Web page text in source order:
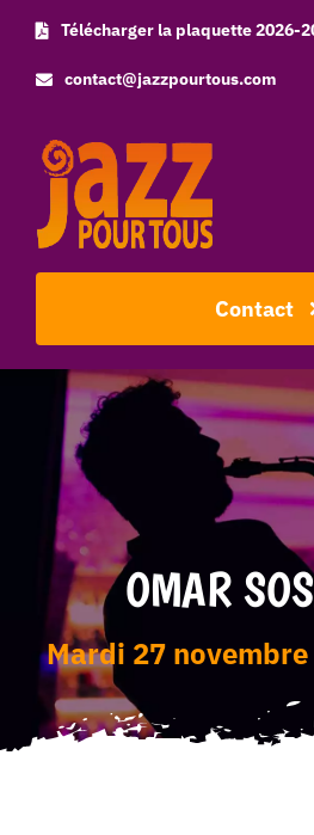
Skip
content
Télécharger la plaquette 2026-
contact@jazzpourtous.com
Accueil
L’association
Les concerts
Photos
Tarifs
Contact
OMAR
mardi 27